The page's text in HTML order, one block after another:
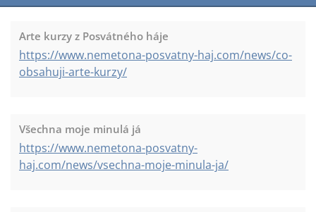
Arte kurzy z Posvátného háje
https://www.nemetona-posvatny-haj.com/news/co-
obsahuji-arte-kurzy/
Všechna moje minulá já
https://www.nemetona-posvatny-
haj.com/news/vsechna-moje-minula-ja/